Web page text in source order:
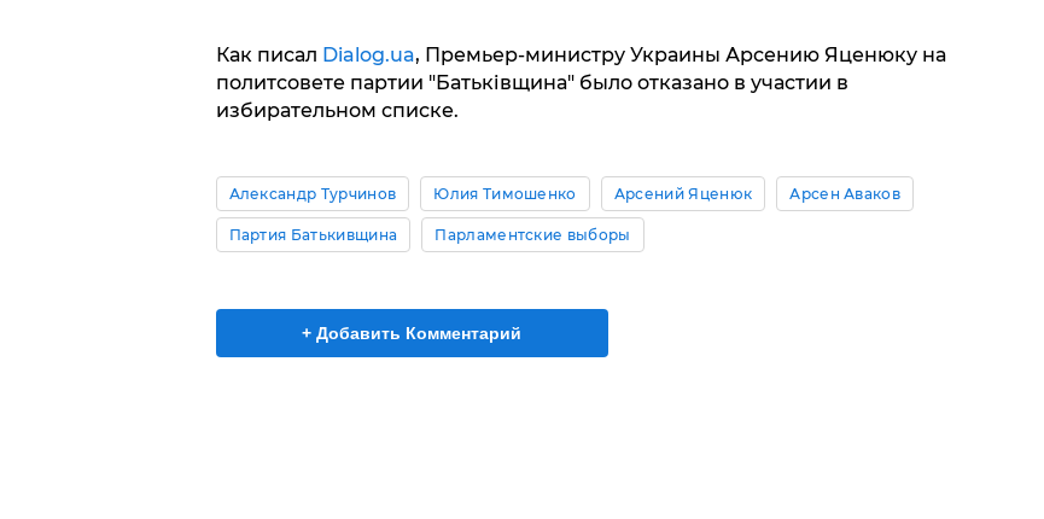
Как писал Dialog.ua, Премьер-министру Украины Арсению Яценюку на
политсовете партии "Батьківщина" было отказано в участии в
избирательном списке.
Александр Турчинов Юлия Тимошенко Арсений Яценюк Арсен Аваков
Партия Батькивщина Парламентские выборы
+ Добавить Комментарий